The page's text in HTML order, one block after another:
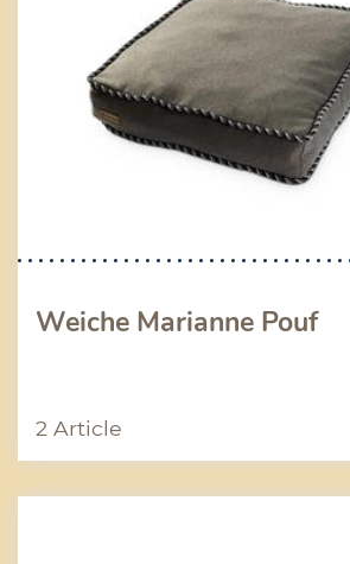
Weiche Marianne Pouf
2 Article